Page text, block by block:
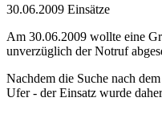
30.06.2009 Einsätze
Am 30.06.2009 wollte eine
unverzüglich der Notruf
Nachdem die Suche nach
Ufer - der Einsatz wurde